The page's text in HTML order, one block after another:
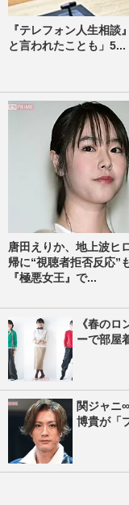
『テレフォン人生相
と言われたことも」5...
唐田えりか、地上波ヒ
帰に“視聴者拒否反応”
『極悪女王』で...
《春の
ーで部屋
関ジャニ
博貴が「